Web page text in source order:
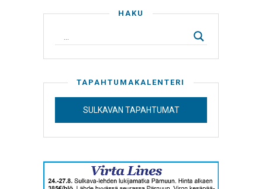
HAKU
TAPAHTUMAKALENTERI
SULKAVAN TAPAHTUMAT